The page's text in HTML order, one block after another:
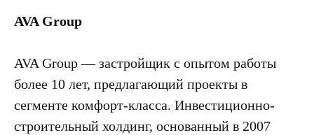
AVA Group
AVA Group — застройщик с опытом работы
более 10 лет, предлагающий проекты в
сегменте комфорт-класса. Инвестиционно-
строительный холдинг, основанный в 2007